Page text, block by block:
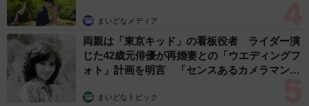
まいどなメディア
両親は「東京キッド」の看板役者 ライダー演
じた42歳元俳優が再婚妻との「ウエディングフ
ォト」計画を明言 「センスあるカメラマン求
まいどなトピック